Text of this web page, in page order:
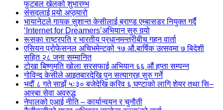
फुटबल खेलको शुभारम्भ
संसद्लाई पर्‍यो अप्ठ्यारो
भायानेटले गायक सुशान्त केसीलाई ब्राण्ड एम्बासडर नियुक्त गर्दै
‘Internet for Dreamers’अभियान सुरु गर्‍यो
रूसका राष्ट्रपति र भारतीय प्रधानमन्त्रीबीच गहन वार्ता
एसियन प्रोफेसनल अचिभमेन्टको १७ औ.बार्षिक उत्सवमा ७ बिदेशी
सहित २८ जना सम्मानित
टोखा बिष्णुमति खोला सरसफाई अभियान ६६ औं हप्ता सम्पन्न
गोविन्द केसीले आइतबारदेखि पुन सत्याग्रह सुरु गर्ने
भदौं ८ गते साझँ ५ः३० बजेदेखि करिव ६ घण्टाको लागि शेयर तथा सि–
आस्बा सेवा अवरुद्ध
नेपालको एआई नीति – कार्यान्वयन र चुनौती